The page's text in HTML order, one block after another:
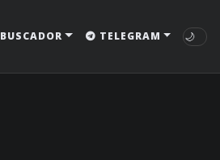
BUSCADOR TELEGRAM 🌙